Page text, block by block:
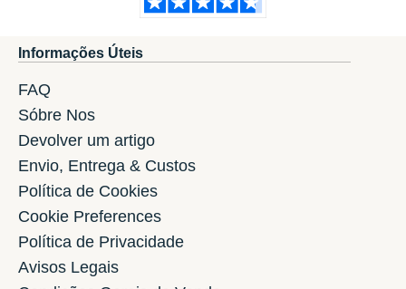
Informações Úteis
FAQ
Sóbre Nos
Devolver um artigo
Envio, Entrega & Custos
Política de Cookies
Cookie Preferences
Política de Privacidade
Avisos Legais